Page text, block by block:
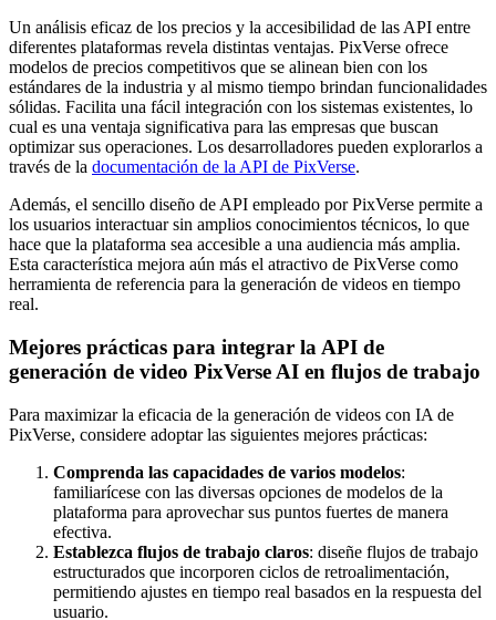
Un análisis eficaz de los precios y la accesibilidad de las API entre
diferentes plataformas revela distintas ventajas. PixVerse ofrece
modelos de precios competitivos que se alinean bien con los
estándares de la industria y al mismo tiempo brindan funcionalidades
sólidas. Facilita una fácil integración con los sistemas existentes, lo
cual es una ventaja significativa para las empresas que buscan
optimizar sus operaciones. Los desarrolladores pueden explorarlos a
través de la documentación de la API de PixVerse.
Además, el sencillo diseño de API empleado por PixVerse permite a
los usuarios interactuar sin amplios conocimientos técnicos, lo que
hace que la plataforma sea accesible a una audiencia más amplia.
Esta característica mejora aún más el atractivo de PixVerse como
herramienta de referencia para la generación de videos en tiempo
real.
Mejores prácticas para integrar la API de
generación de video PixVerse AI en flujos de trabajo
Para maximizar la eficacia de la generación de videos con IA de
PixVerse, considere adoptar las siguientes mejores prácticas:
Comprenda las capacidades de varios modelos:
familiarícese con las diversas opciones de modelos de la
plataforma para aprovechar sus puntos fuertes de manera
efectiva.
Establezca flujos de trabajo claros: diseñe flujos de trabajo
estructurados que incorporen ciclos de retroalimentación,
permitiendo ajustes en tiempo real basados ​​en la respuesta del
usuario.